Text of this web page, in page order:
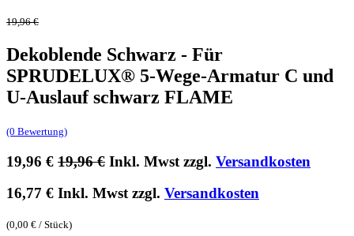
19,96€
Dekoblende Schwarz - Für
SPRUDELUX® 5-Wege-Armatur C und
U-Auslauf schwarz FLAME
(0 Bewertung)
19,96 € 19,96€ Inkl. Mwst zzgl. Versandkosten
16,77 € Inkl. Mwst zzgl. Versandkosten
(0,00 € / Stück)